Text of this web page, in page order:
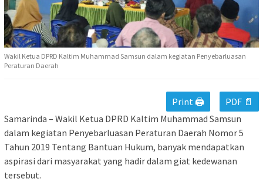
Wakil Ketua DPRD Kaltim Muhammad Samsun dalam kegiatan Penyebarluasan
Peraturan Daerah
Print 🖨
PDF 📄
Samarinda – Wakil Ketua DPRD Kaltim Muhammad Samsun
dalam kegiatan Penyebarluasan Peraturan Daerah Nomor 5
Tahun 2019 Tentang Bantuan Hukum, banyak mendapatkan
aspirasi dari masyarakat yang hadir dalam giat kedewanan
tersebut.